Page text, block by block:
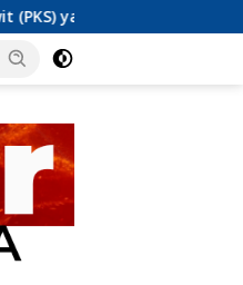
di Sulawesi Barat di